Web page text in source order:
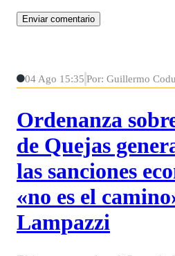
04 Ago 15:35 Por: Guillermo
Ordenanza
de Quejas
las sanciones
«no es el
Lampazzi